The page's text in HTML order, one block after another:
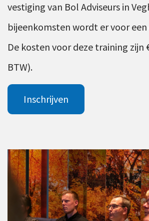
vestiging van Bol Adviseurs in
bijeenkomsten wordt er voor
De kosten voor deze training zijn
BTW).
Inschrijven